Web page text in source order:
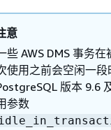
意
些 AWS DMS 事务在
使用之前会空闲一段
版本 9.6
参数